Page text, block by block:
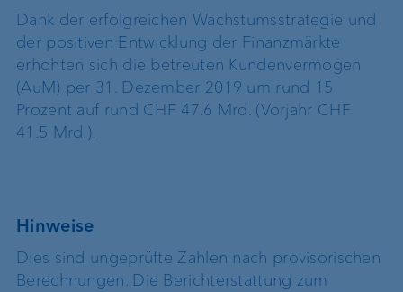
Dank der erfolgreichen Wachstumsstrategie und
der positiven Entwicklung der Finanzmärkte
erhöhten sich die betreuten Kundenvermögen
(AuM) per 31. Dezember 2019 um rund 15
Prozent auf rund CHF 47.6 Mrd. (Vorjahr CHF
41.5 Mrd.).
Hinweise
Dies sind ungeprüfte Zahlen nach provisorischen
Berechnungen. Die Berichterstattung zum